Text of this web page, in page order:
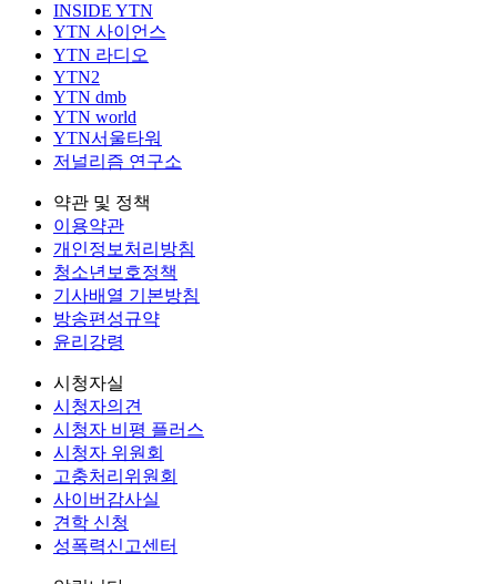
INSIDE YTN
YTN 사이언스
YTN 라디오
YTN2
YTN dmb
YTN world
YTN서울타워
저널리즘 연구소
약관 및 정책
이용약관
개인정보처리방침
청소년보호정책
기사배열 기본방침
방송편성규약
윤리강령
시청자실
시청자의견
시청자 비평 플러스
시청자 위원회
고충처리위원회
사이버감사실
견학 신청
성폭력신고센터